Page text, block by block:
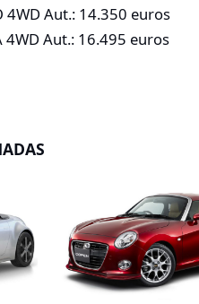
4WD Aut.: 14.350 euros
4WD Aut.: 16.495 euros